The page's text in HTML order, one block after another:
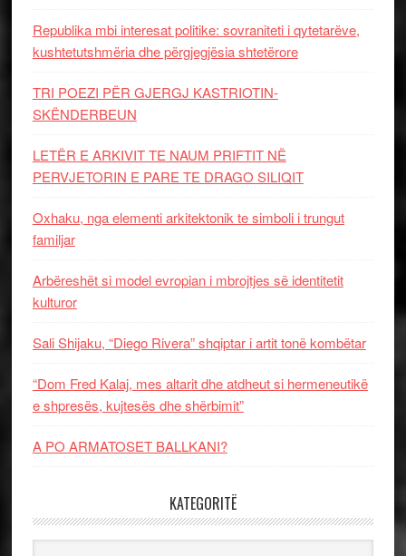
Republika mbi interesat politike: sovraniteti i qytetarëve,
kushtetutshmëria dhe përgjegjësia shtetërore
TRI POEZI PËR GJERGJ KASTRIOTIN-
SKËNDERBEUN
LETËR E ARKIVIT TE NAUM PRIFTIT NË
PERVJETORIN E PARE TE DRAGO SILIQIT
Oxhaku, nga elementi arkitektonik te simboli i trungut
familjar
Arbëreshët si model evropian i mbrojtjes së identitetit
kulturor
Sali Shijaku, “Diego Rivera” shqiptar i artit tonë kombëtar
“Dom Fred Kalaj, mes altarit dhe atdheut si hermeneutikë
e shpresës, kujtesës dhe shërbimit”
A PO ARMATOSET BALLKANI?
KATEGORITË